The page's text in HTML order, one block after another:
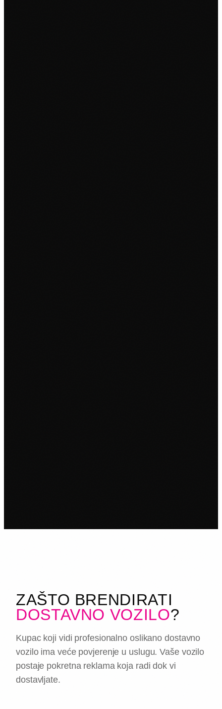
ZAŠTO BRENDIRATI
DOSTAVNO VOZILO?
Kupac koji vidi profesionalno oslikano dostavno
vozilo ima veće povjerenje u uslugu. Vaše vozilo
postaje pokretna reklama koja radi dok vi
dostavljate.